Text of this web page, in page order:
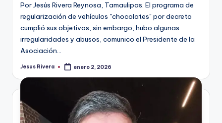
Por Jesús Rivera Reynosa, Tamaulipas. El programa de
regularización de vehículos "chocolates" por decreto
cumplió sus objetivos, sin embargo, hubo algunas
irregularidades y abusos, comunico el Presidente de la
Asociación…
Publicado
Jesus Rivera enero 2, 2026